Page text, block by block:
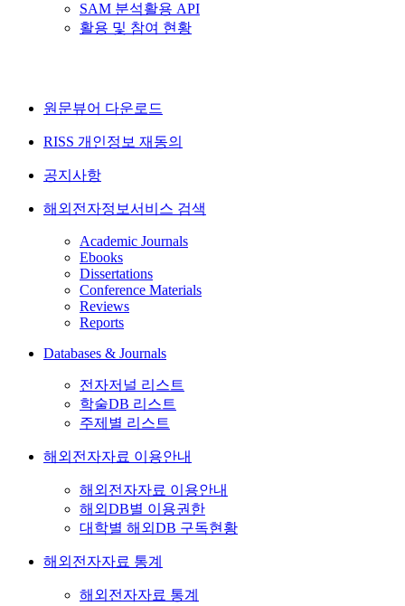
SAM 분석활용 API
활용 및 참여 현황
원문뷰어 다운로드
RISS 개인정보 재동의
공지사항
해외전자정보서비스 검색
Academic Journals
Ebooks
Dissertations
Conference Materials
Reviews
Reports
Databases & Journals
전자저널 리스트
학술DB 리스트
주제별 리스트
해외전자자료 이용안내
해외전자자료 이용안내
해외DB별 이용권한
대학별 해외DB 구독현황
해외전자자료 통계
해외전자자료 통계